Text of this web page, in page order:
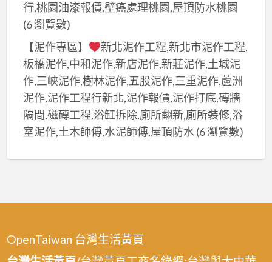
行,桃園油漆報價,壁癌處理桃園,屋頂防水桃園
(6 瀏覽數)
【泥作專區】
新北泥作工程,新北市泥作工程,
板橋泥作,中和泥作,新店泥作,新莊泥作,土城泥
作,三峽泥作,樹林泥作,五股泥作,三重泥作,蘆洲
泥作,泥作工程行新北,泥作報價,泥作打底,磚牆
隔間,磁磚工程,浴缸拆除,廁所翻新,廁所裝修,浴
室泥作,土木師傅,水泥師傅,屋頂防水(6 瀏覽數)
OpenTaiwan 台灣生活黃頁